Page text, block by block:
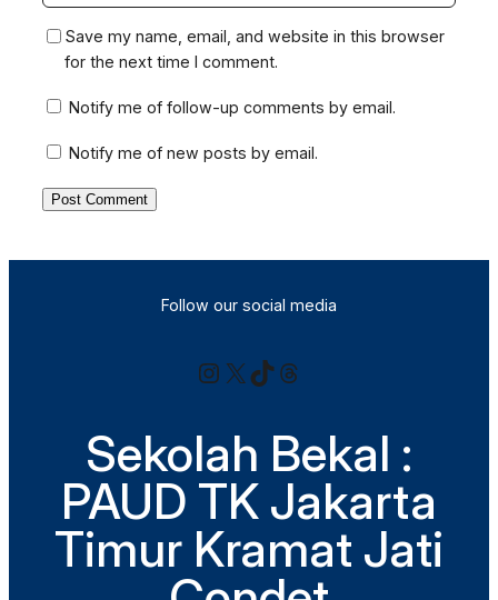
Save my name, email, and website in this browser
for the next time I comment.
Notify me of follow-up comments by email.
Notify me of new posts by email.
Follow our social media
Instagram X TikTok Threads
Sekolah Bekal :
PAUD TK Jakarta
Timur Kramat Jati